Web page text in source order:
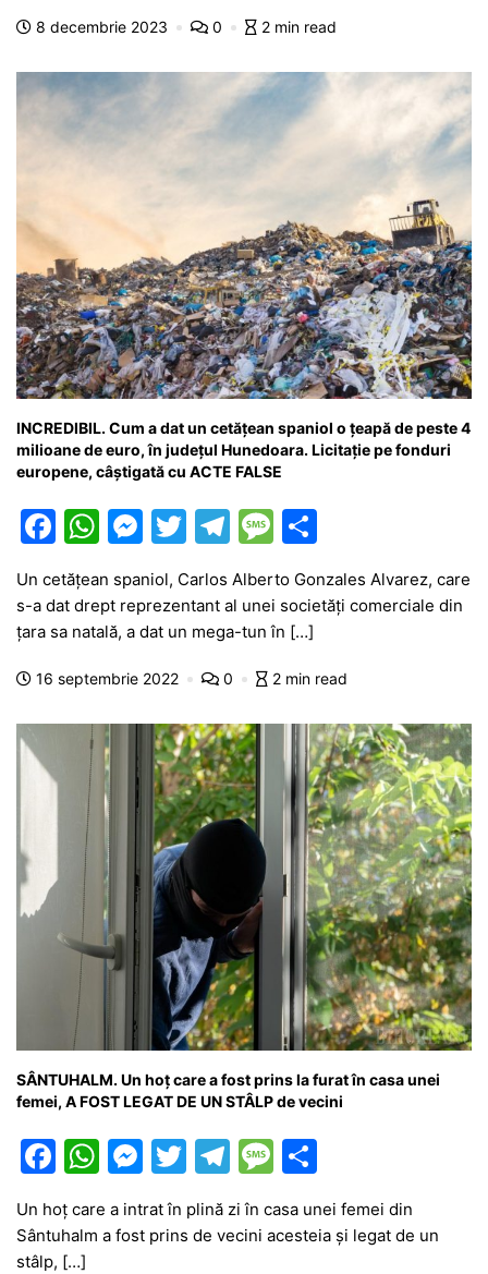
o
k
p n
er
m g z
8 decembrie 2023 0 2 min read
INCREDIBIL. Cum a dat un cetățean spaniol o țeapă de peste 4
milioane de euro, în județul Hunedoara. Licitație pe fonduri
europene, câștigată cu ACTE FALSE
F
c
e
b
o
o
k
W
at
s
A
p
p
M
e
s
s
e
g
er
T
itt
er
T
e
gr
a
m
M
s
s
a
e
ta
je
a
z
ă
Un cetățean spaniol, Carlos Alberto Gonzales Alvarez, care
s-a dat drept reprezentant al unei societăți comerciale din
țara sa natală, a dat un mega-tun în […]
16 septembrie 2022 0 2 min read
SÂNTUHALM. Un hoț care a fost prins la furat în casa unei
femei, A FOST LEGAT DE UN STÂLP de vecini
F
c
e
W
at
M
s
T
w
itt
T
el
e
M
s
ar
ta
je
Un hoț care a intrat în plină zi în casa unei femei din
Sântuhalm a fost prins de vecini acesteia și legat de un
stâlp, […]